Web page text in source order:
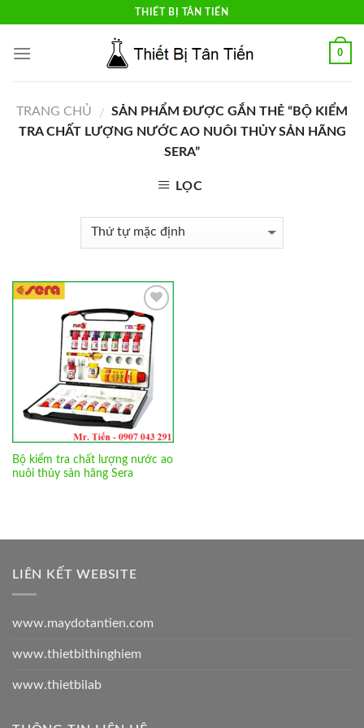
content
THIẾT BỊ TÂN TIẾN
0
TRANG CHỦ / SẢN PHẨM ĐƯỢC GẮN THẺ “BỘ KIỂM
TRA CHẤT LƯỢNG NƯỚC AO NUÔI THỦY SẢN HÃNG
SERA”
LỌC
Add to
Wishlist
Bộ kiểm tra chất lượng nước ao
nuôi thủy sản hãng Sera
LIÊN KẾT WEBSITE
www.maydotantien.com
www.thietbithinghiem
www.thietbilab